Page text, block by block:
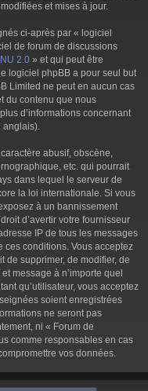
et mises à jour.
ci-après par « logiciel
de forum de discussions
2.0 » et qui peut être
logiciel phpBB a pour seul but
Limited ne peut en aucun cas
du contenu que nous
d’informations concernant
anglais).
abusif, obscène,
etc. qui pourrait
dans lequel le serveur de
la loi internationale. Si vous
à un bannissement
d’avertir votre fournisseur
IP de tous les messages
ces conditions. Vous acceptez
de supprimer, de modifier, de
message à n’importe quel
qu’utilisateur, vous acceptez
soient enregistrées
ne seront pas
ni « Forum de
comme responsables en cas
vos données.